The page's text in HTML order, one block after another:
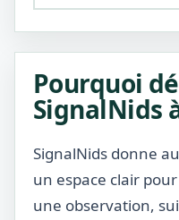
Pourquoi
SignalNids
SignalNids donne
un espace clair
une observation,